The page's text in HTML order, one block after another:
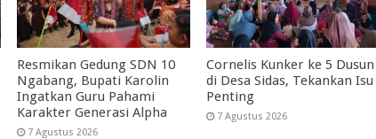
Resmikan Gedung SDN 10
Ngabang, Bupati Karolin
Ingatkan Guru Pahami
Karakter Generasi Alpha
7 Agustus 2026
Cornelis Kunker ke 5 Dusun
di Desa Sidas, Tekankan Isu
Penting
7 Agustus 2026